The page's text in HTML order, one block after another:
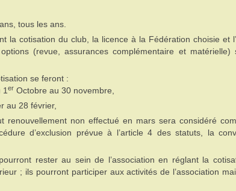
tous les ans.
la cotisation du club, la licence à la Fédération choisie et
(revue, assurances complémentaire et matérielle)
se feront :
er Octobre au 30 novembre,
au 28 février,
renouvellement non effectué en mars sera considéré
d’exclusion prévue à l’article 4 des statuts, la
rester au sein de l’association en réglant la
; ils pourront participer aux activités de l’association